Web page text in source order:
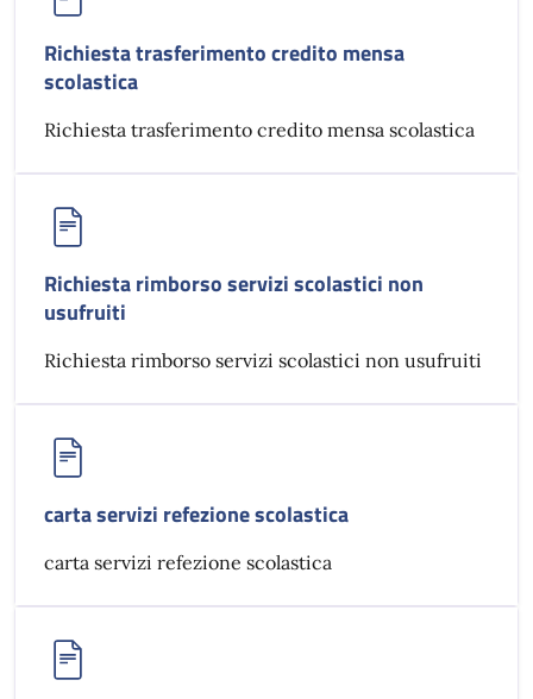
Richiesta trasferimento credito mensa
scolastica
Richiesta trasferimento credito mensa scolastica
Richiesta rimborso servizi scolastici non
usufruiti
Richiesta rimborso servizi scolastici non usufruiti
carta servizi refezione scolastica
carta servizi refezione scolastica